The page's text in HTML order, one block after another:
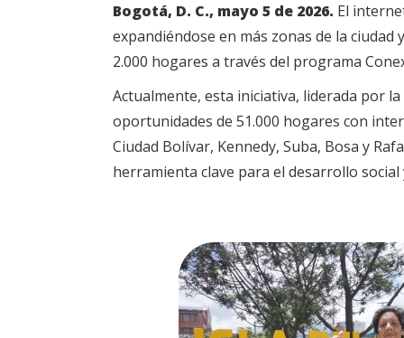
Bogotá, D. C., mayo 5 de 2026. El
expandiéndose en más zonas de la
2.000 hogares a través del programa
Actualmente, esta iniciativa, liderada por
oportunidades de 51.000 hogares con
Ciudad Bolívar, Kennedy, Suba, Bosa y
herramienta clave para el desarrollo social